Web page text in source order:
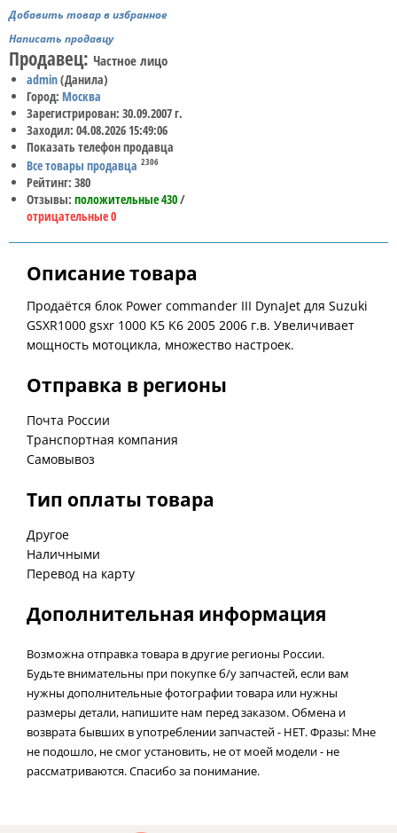
Добавить товар в избранное
Написать продавцу
Продавец: Частное лицо
admin(Данила)
Город: Москва
Зарегистрирован: 30.09.2007 г.
Заходил: 04.08.2026 15:49:06
Показать телефон продавца
Все товары продавца 2306
Рейтинг: 380
Отзывы: положительные 430/
отрицательные 0
Описание товара
Продаётся блок Power commander III DynaJet для Suzuki
GSXR1000 gsxr 1000 K5 K6 2005 2006 г.в. Увеличивает
мощность мотоцикла, множество настроек.
Отправка в регионы
Почта России
Транспортная компания
Самовывоз
Тип оплаты товара
Другое
Наличными
Перевод на карту
Дополнительная информация
Возможна отправка товара в другие регионы России.
Будьте внимательны при покупке б/у запчастей, если вам
нужны дополнительные фотографии товара или нужны
размеры детали, напишите нам перед заказом. Обмена и
возврата бывших в употреблении запчастей - НЕТ. Фразы: Мне
не подошло, не смог установить, не от моей модели - не
рассматриваются. Спасибо за понимание.